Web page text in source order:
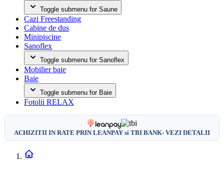
Toggle submenu for Saune
Cazi Freestanding
Cabine de dus
Minipiscine
Sanoflex
Toggle submenu for Sanoflex
Mobilier baie
Baie
Toggle submenu for Baie
Fotolii RELAX
ACHIZITII IN RATE PRIN LEANPAY si TBI BANK- VEZI DETALII